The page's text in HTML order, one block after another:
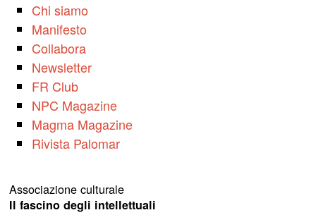
Chi siamo
Manifesto
Collabora
Newsletter
FR Club
NPC Magazine
Magma Magazine
Rivista Palomar
Associazione culturale
Il fascino degli intellettuali